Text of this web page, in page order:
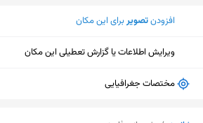
افزودنتصویربرای این مکان
ویرایش اطلاعات یا گزارش تعطیلی این مکان
مختصات جغرافیایی